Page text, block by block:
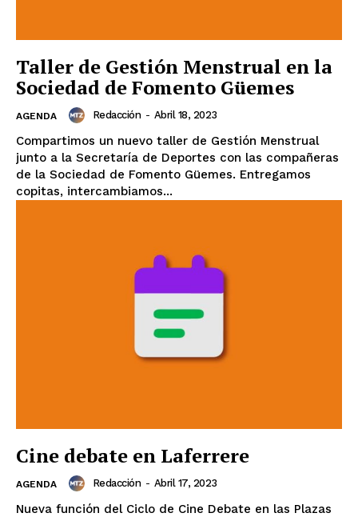
Taller de Gestión Menstrual en la
Sociedad de Fomento Güemes
AGENDA Redacción - Abril 18, 2023
Compartimos un nuevo taller de Gestión Menstrual
junto a la Secretaría de Deportes con las compañeras
de la Sociedad de Fomento Güemes. Entregamos
copitas, intercambiamos...
Cine debate en Laferrere
AGENDA Redacción - Abril 17, 2023
Nueva función del Ciclo de Cine Debate en las Plazas